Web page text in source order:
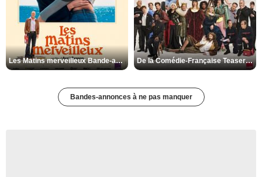
Les Matins merveilleux Bande-annonce VF De la Comédie-Française Teaser VF
Bandes-annonces à ne pas manquer